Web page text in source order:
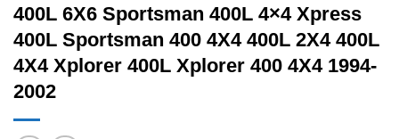
400L 6X6 Sportsman 400L 4×4 Xpress
400L Sportsman 400 4X4 400L 2X4 400L
4X4 Xplorer 400L Xplorer 400 4X4 1994-
2002